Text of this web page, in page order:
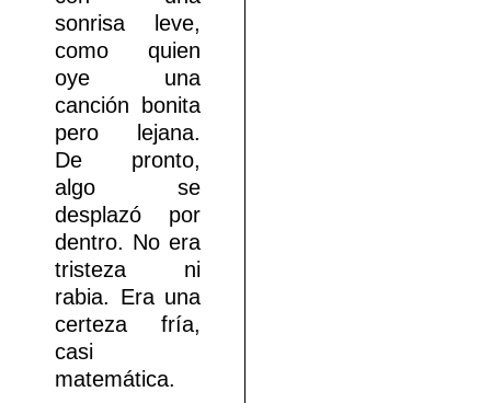
sonrisa leve,
como quien
oye una
canción bonita
pero lejana.
De pronto,
algo se
desplazó por
dentro. No era
tristeza ni
rabia. Era una
certeza fría,
casi
matemática.